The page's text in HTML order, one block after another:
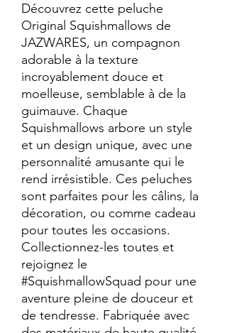
Découvrez cette peluche
Original Squishmallows de
JAZWARES, un compagnon
adorable à la texture
incroyablement douce et
moelleuse, semblable à de la
guimauve. Chaque
Squishmallows arbore un style
et un design unique, avec une
personnalité amusante qui le
rend irrésistible. Ces peluches
sont parfaites pour les câlins, la
décoration, ou comme cadeau
pour toutes les occasions.
Collectionnez-les toutes et
rejoignez le
#SquishmallowSquad pour une
aventure pleine de douceur et
de tendresse. Fabriquée avec